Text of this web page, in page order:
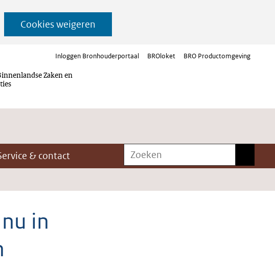
Cookies weigeren
Zaken en
Inloggen Bronhouderportaal BROloket BRO Productomgeving
& contact Zoeken
in